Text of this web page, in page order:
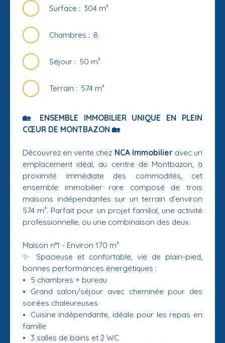
Surface : 304 m²
Chambres : 8
Séjour : 50 m²
Terrain : 574 m²
🏡 ENSEMBLE IMMOBILIER UNIQUE EN PLEIN
CŒUR DE MONTBAZON 🏡
Découvrez en vente chez NCA Immobilieravec un
emplacement idéal, au centre de Montbazon, à
proximité immédiate des commodités, cet
ensemble immobilier rare composé de trois
maisons indépendantes sur un terrain d’environ
574 m². Parfait pour un projet familial, une activité
professionnelle, ou une combinaison des deux.
Maison n°1 - Environ 170 m²
✨ Spacieuse et confortable, vie de plain-pied,
bonnes performances énergétiques :
5 chambres + bureau
Grand salon/séjour avec cheminée pour des
soirées chaleureuses
Cuisine indépendante, idéale pour les repas en
famille
3 salles de bains et 2 WC